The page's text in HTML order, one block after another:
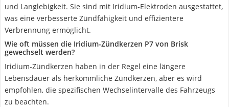
und Langlebigkeit. Sie sind mit Iridium-Elektroden ausgestattet,
was eine verbesserte Zündfähigkeit und effizientere
Verbrennung ermöglicht.
Wie oft müssen die Iridium-Zündkerzen P7 von Brisk
gewechselt werden?
Iridium-Zündkerzen haben in der Regel eine längere
Lebensdauer als herkömmliche Zündkerzen, aber es wird
empfohlen, die spezifischen Wechselintervalle des Fahrzeugs
zu beachten.